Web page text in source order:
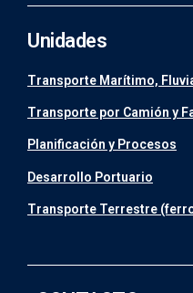
Unidades
Transporte Marítimo,
Transporte por Camión y
Planificación y Procesos
Desarrollo Portuario
Transporte Terrestre